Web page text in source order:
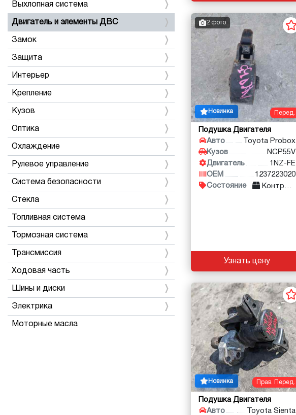
Выхлопная система
Двигатель и элементы ДВС
Замок
Защита
Интерьер
Крепление
Кузов
Оптика
Охлаждение
Рулевое управление
Система безопасности
Стекла
Топливная система
Тормозная система
Трансмиссия
Ходовая часть
Шины и диски
Электрика
Моторные масла
Перед.
2 фото
Новинка
Подушка Двигателя
Авто
Toyota Probox
Кузов
NCP55V
Двигатель
1NZ-FE
OEM
1237223020
Состояние
Контракт
Узнать цену
Прав. Перед.
Новинка
Подушка Двигателя
Авто
Toyota Sienta